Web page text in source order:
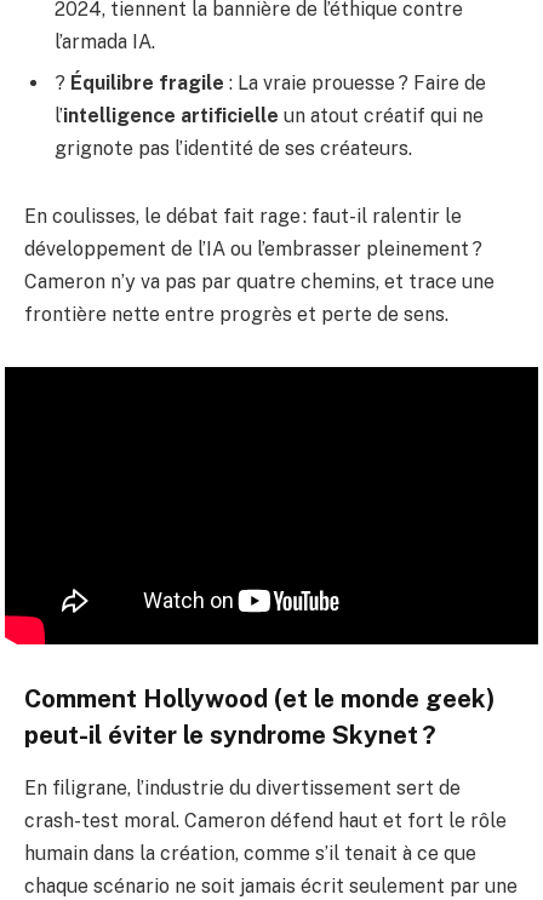
2024, tiennent la bannière de l’éthique contre
l’armada IA.
? Équilibre fragile : La vraie prouesse ? Faire de
l’intelligence artificielle un atout créatif qui ne
grignote pas l’identité de ses créateurs.
En coulisses, le débat fait rage : faut-il ralentir le
développement de l’IA ou l’embrasser pleinement ?
Cameron n’y va pas par quatre chemins, et trace une
frontière nette entre progrès et perte de sens.
Comment Hollywood (et le monde geek)
peut-il éviter le syndrome Skynet ?
En filigrane, l’industrie du divertissement sert de
crash-test moral. Cameron défend haut et fort le rôle
humain dans la création, comme s’il tenait à ce que
chaque scénario ne soit jamais écrit seulement par une